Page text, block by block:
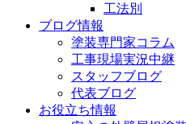
工法別
ブログ情報
塗装専門家コラム
工事現場実況中継
スタッフブログ
代表ブログ
お役立ち情報